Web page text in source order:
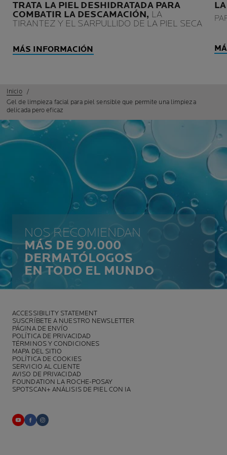
TRATA LA PIEL DESHIDRATADA PARA
COMBATIR LA DESCAMACIÓN, LA
TIRANTEZ Y EL SARPULLIDO DE LA PIEL SECA
MÁS INFORMACIÓN
Inicio
Gel de limpieza facial para piel sensible que permite una limpieza
delicada pero eficaz
NOS RECOMIENDAN
MÁS DE 90.000
DERMATÓLOGOS
EN TODO EL MUNDO
ACCESSIBILITY STATEMENT
SUSCRÍBETE A NUESTRO NEWSLETTER
PÁGINA DE ENVÍO
POLÍTICA DE PRIVACIDAD
TÉRMINOS Y CONDICIONES
MAPA DEL SITIO
POLÍTICA DE COOKIES
SERVICIO AL CLIENTE
AVISO DE PRIVACIDAD
FOUNDATION LA ROCHE-POSAY
SPOTSCAN+ ANÁLISIS DE PIEL CON IA